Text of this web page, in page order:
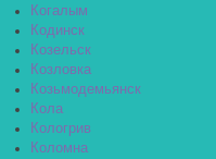
Когалым
Кодинск
Козельск
Козловка
Козьмодемьянск
Кола
Кологрив
Коломна